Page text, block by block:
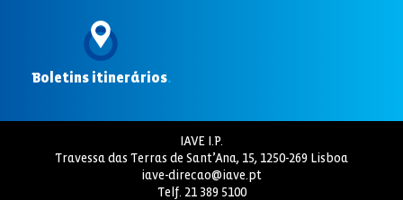
Boletins itinerários.
IAVE I.P.
Travessa das Terras de Sant’Ana, 15, 1250-269 Lisboa
iave-direcao@iave.pt
Telf. 21 389 5100